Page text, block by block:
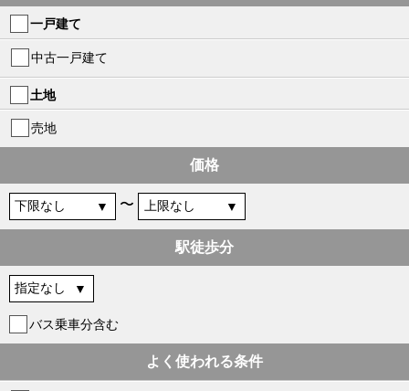
一戸建て
中古一戸建て
土地
売地
価格
〜
駅徒歩分
バス乗車分含む
よく使われる条件